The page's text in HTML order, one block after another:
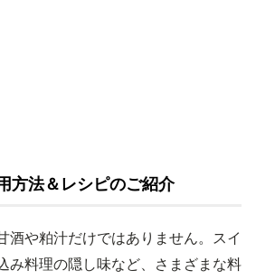
方法＆レシピのご紹介
酒や粕汁だけではありません。スイ
み料理の隠し味など、さまざまな料